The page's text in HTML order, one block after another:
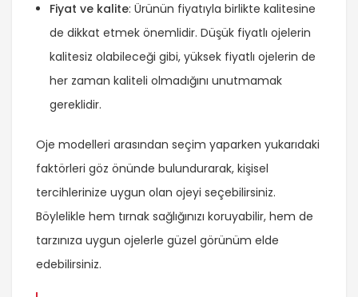
Fiyat ve kalite: Ürünün fiyatıyla birlikte kalitesine
de dikkat etmek önemlidir. Düşük fiyatlı ojelerin
kalitesiz olabileceği gibi, yüksek fiyatlı ojelerin de
her zaman kaliteli olmadığını unutmamak
gereklidir.
Oje modelleri arasından seçim yaparken yukarıdaki
faktörleri göz önünde bulundurarak, kişisel
tercihlerinize uygun olan ojeyi seçebilirsiniz.
Böylelikle hem tırnak sağlığınızı koruyabilir, hem de
tarzınıza uygun ojelerle güzel görünüm elde
edebilirsiniz.